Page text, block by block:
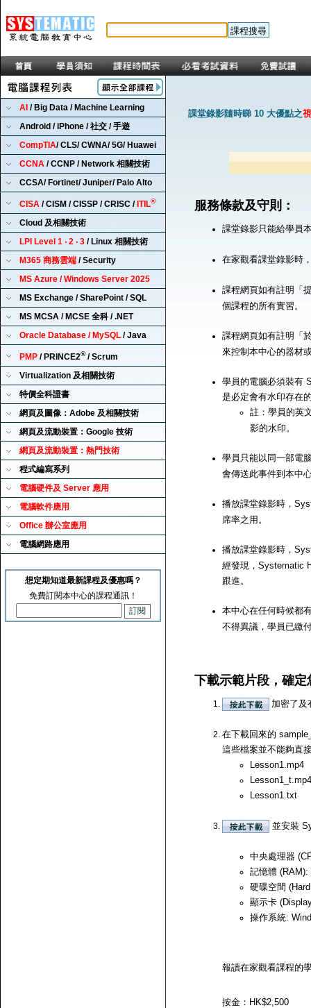
AI / Big Data / Machine Learning
Android / iPhone / 社交 / 手遊
CompTIA/ CLS/ CWNA/ 5G/ Huawei
CCNA / CCNP / Network 相關技術
CCSA/ Fortinet/ Juniper/ Palo Alto
CISA / CISM / CISSP / CRISC / ITIL®
Cloud 及相關技術
LPI Level 1 ‧ 2 ‧ 3 / Linux 相關技術
M365 商務雲端 / Security
MS Azure / Windows Server 2025
MS Exchange / SharePoint / SQL
MS MCSA / MCSE 全科 / .NET
Oracle Database / MySQL / Java
PMP / PRINCE2®/ Scrum
Virtualization 及相關技術
特價全科證書
網頁及圖像：Adobe 及相關技術
網頁及流動裝置：Google 技術
網頁及流動裝置：熱門技術
程式編寫系列
電腦硬件及 Server 應用
電腦軟件應用
Office 辦公室應用
電腦網路應用
想定期知道最新課程及優惠嗎？
免費訂閱本中心的課程通訊！
課堂錄影隨時睇 10 大優點之
服務條款及守則：
課堂錄影只能給學員
在家觀看課堂錄影時
課程網頁如有註明「
個課程的所有實習。
課程網頁如有註明「
來控制本中心的器材
學員的電腦必須裝有
是必定會有水印存在
註：學員的英
影的水印。
學員只能以同一部電
會傳送此事件到本中
播放課堂錄影時，
席率之用。
播放課堂錄影時，
經發現，Systematic
跟進。
本中心在任何時候都
不得異議，學員已繳
下載示範片段，確
加密了及
在下載回來的
這些檔案並不能夠直
Lesson1.mp4
Lesson1_t.mp4
Lesson1.txt
並安裝
中央處理器
記憶體
硬碟空間
顯示卡
操作系統:
報讀在家觀看課程的
按金：HK$2,500